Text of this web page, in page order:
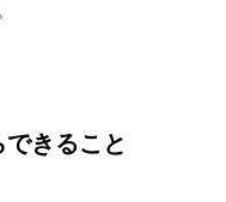
きること